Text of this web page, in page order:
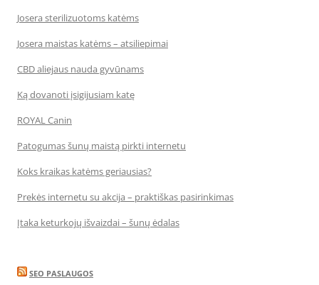
Josera sterilizuotoms katėms
Josera maistas katėms – atsiliepimai
CBD aliejaus nauda gyvūnams
Ką dovanoti įsigijusiam katę
ROYAL Canin
Patogumas šunų maistą pirkti internetu
Koks kraikas katėms geriausias?
Prekės internetu su akcija – praktiškas pasirinkimas
Įtaka keturkojų išvaizdai – šunų ėdalas
SEO PASLAUGOS